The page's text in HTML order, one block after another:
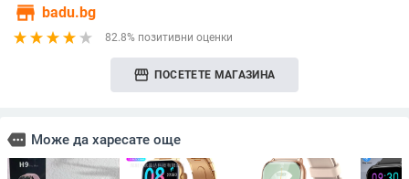
store badu.bg
82.8% позитивни оценки
storefront ПОСЕТЕТЕ МАГАЗИНА
more Може да харесате още